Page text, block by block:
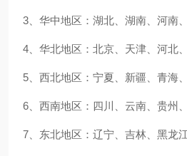
3、华中地区：湖北、湖南、河南
4、华北地区：北京、天津、河北
5、西北地区：宁夏、新疆、青海
6、西南地区：四川、云南、贵州
7、东北地区：辽宁、吉林、黑龙